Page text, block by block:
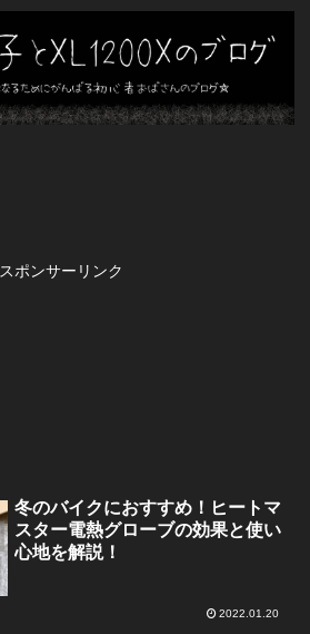
スポンサーリンク
冬のバイクにおすすめ！ヒートマ
スター電熱グローブの効果と使い
心地を解説！
2022.01.20